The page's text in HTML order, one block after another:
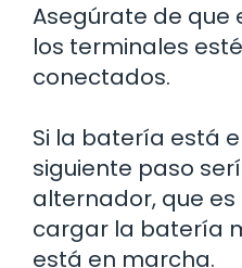
Asegúrate de que
los terminales
conectados.
Si la batería está
siguiente paso
alternador, que
cargar la batería
está en marcha.